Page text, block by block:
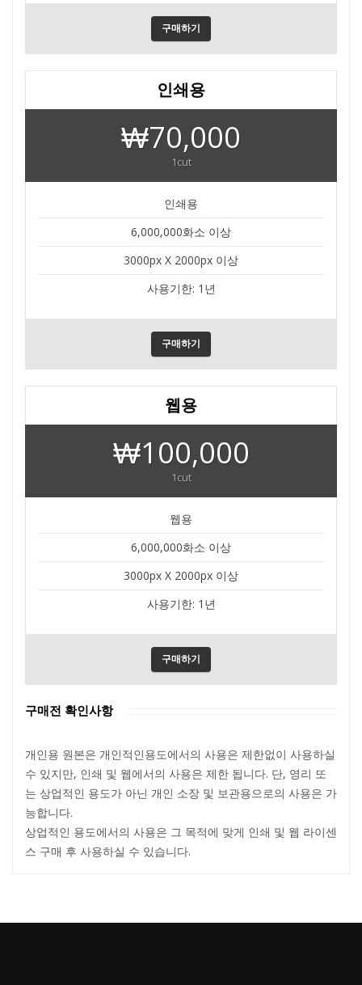
구매하기
인쇄용
₩70,000
1cut
인쇄용
6,000,000화소 이상
3000px X 2000px 이상
사용기한: 1년
구매하기
웹용
₩100,000
1cut
웹용
6,000,000화소 이상
3000px X 2000px 이상
사용기한: 1년
구매하기
구매전 확인사항
개인용 원본은 개인적인용도에서의 사용은 제한없이 사용하실
수 있지만, 인쇄 및 웹에서의 사용은 제한 됩니다. 단, 영리 또
는 상업적인 용도가 아닌 개인 소장 및 보관용으로의 사용은 가
능합니다.
상업적인 용도에서의 사용은 그 목적에 맞게 인쇄 및 웹 라이센
스 구매 후 사용하실 수 있습니다.